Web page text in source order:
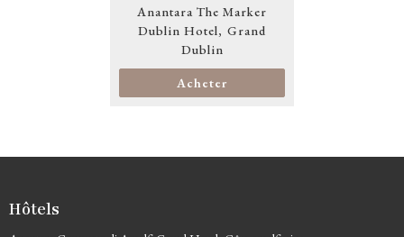
Anantara The Marker
Dublin Hotel
Grand
Dublin
Acheter
Hôtels